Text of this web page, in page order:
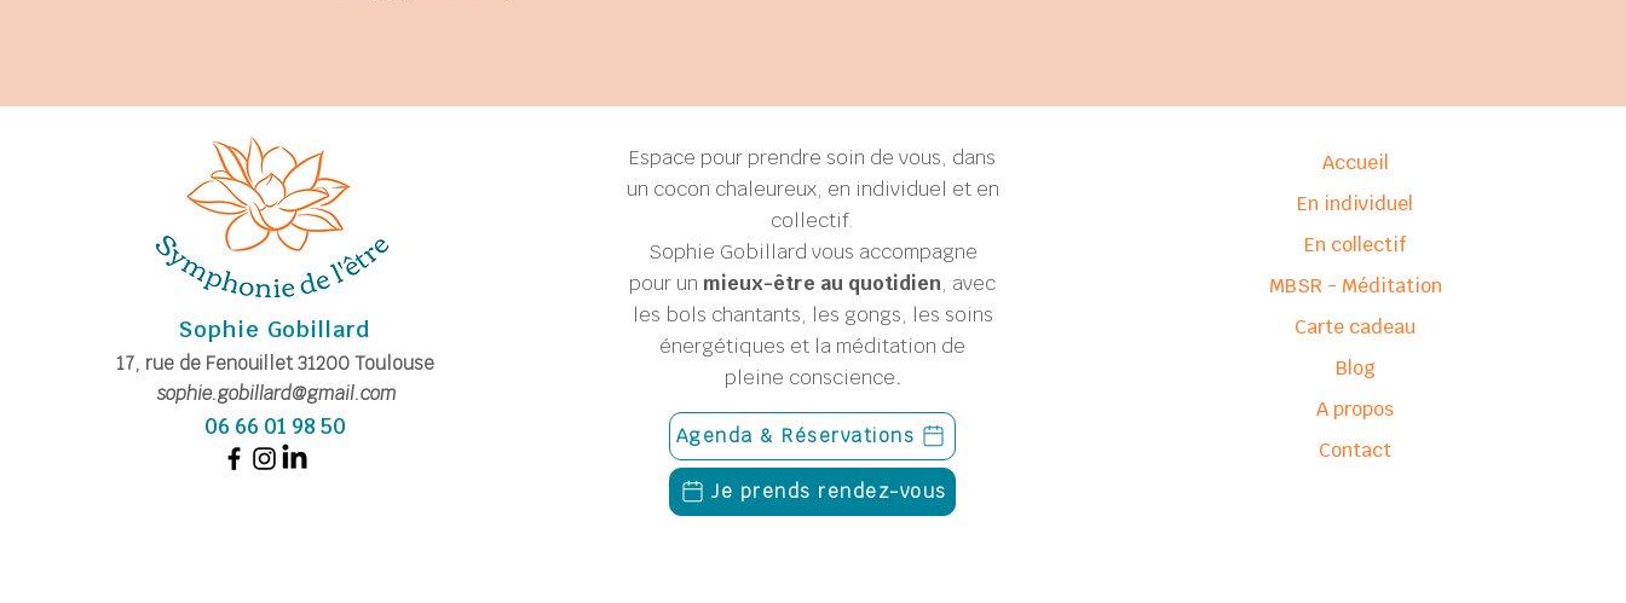
Sophie Gobillard
17, rue de Fenouillet 31200Toulouse
sophie.gobillard@gmail.com
06 66 01 98 50
Espace pour prendre soin de vous, dans
un cocon chaleureux, en individuel et en
collectif.
Sophie Gobillard vous accompagne
pour un mieux-être au quotidien, avec
les bols chantants, les gongs, les soins
énergétiques et la méditation de
pleine conscience.
Agenda & Réservations
Je prends rendez-vous
Accueil
En individuel
En collectif
MBSR - Méditation
Carte cadeau
Blog
A propos
Contact